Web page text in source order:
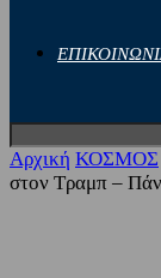
Αρχική ΚΟΣΜΟΣ
στον Τραμπ –